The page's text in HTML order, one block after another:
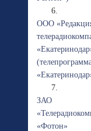
6.
ООО
7.
ЗАО
«Фотон»